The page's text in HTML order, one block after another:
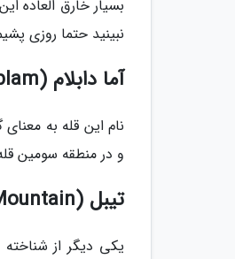
نبینید حتما روزی
آما دابلام (Ama Dablam)، نپال
و در منطقه سومین قله
تیبل (Table Mountain)، آفریقای جنوبی
یکی دیگر از